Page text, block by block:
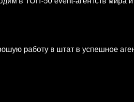
работу в штат в успешное